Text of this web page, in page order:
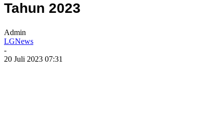
Tahun 2023
Admin
LGNews
-
20 Juli 2023 07:31